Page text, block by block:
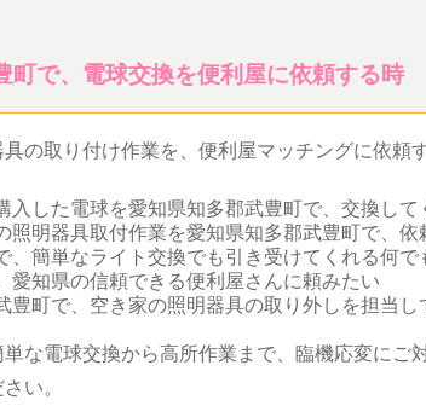
町で、電球交換を便利屋に依頼する時
の取り付け作業を、便利屋マッチングに依頼
入した電球を愛知県知多郡武豊町で、交換し
照明器具取付作業を愛知県知多郡武豊町で、
、簡単なライト交換でも引き受けてくれる何
愛知県の信頼できる便利屋さんに頼みたい
豊町で、空き家の照明器具の取り外しを担当し
な電球交換から高所作業まで、臨機応変にご
い。